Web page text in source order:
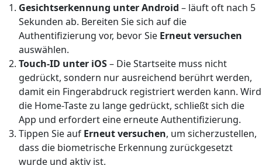
Gesichtserkennung unter Android – läuft oft nach 5
Sekunden ab. Bereiten Sie sich auf die
Authentifizierung vor, bevor Sie Erneut versuchen
auswählen.
Touch-ID unter iOS– Die Startseite muss nicht
gedrückt, sondern nur ausreichend berührt werden,
damit ein Fingerabdruck registriert werden kann. Wird
die Home-Taste zu lange gedrückt, schließt sich die
App und erfordert eine erneute Authentifizierung.
Tippen Sie auf Erneut versuchen, um sicherzustellen,
dass die biometrische Erkennung zurückgesetzt
wurde und aktiv ist.